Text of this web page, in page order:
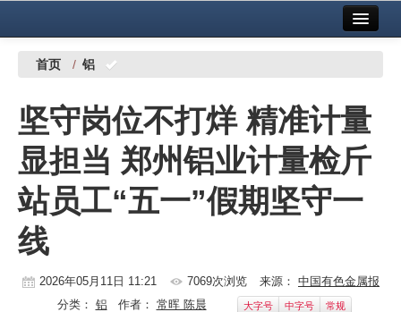
中国有色金属报社主办
铜镍铅锌
铝
稀有稀土
有色市场
科技
首页 / 铝
坚守岗位不打烊 精准计量
显担当 郑州铝业计量检斤
站员工“五一”假期坚守一
线
2026年05月11日 11:21 7069次浏览 来源： 中国有色金属报
分类： 铝 作者： 常晖 陈晨 大字号 中字号 常规